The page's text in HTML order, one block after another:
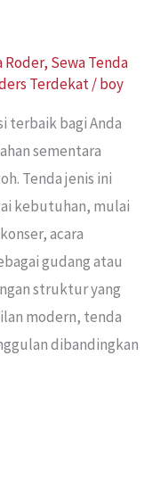
Roder, Sewa Tenda
Terdekat/boy
terbaik bagi Anda
sementara
Tenda jenis ini
kebutuhan, mulai
acara
gudang atau
struktur yang
modern, tenda
dibandingkan